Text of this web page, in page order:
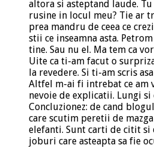
altora si asteptand laude.
rusine in locul meu? Tie ar
prea mandru de ceea ce
stii ce inseamna asta.
tine. Sau nu el. Ma tem ca
Uite ca ti-am facut o
la revedere. Si ti-am scris
Altfel m-ai fi intrebat ce am
nevoie de explicatii. Lungi si
Concluzionez: de cand
care scutim peretii de
elefanti. Sunt carti de citit si
joburi care asteapta sa fie